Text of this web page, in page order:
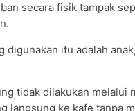
secara fisik tampak
digunakan itu adalah
tidak dilakukan melalui
langsung ke kafe tanpa